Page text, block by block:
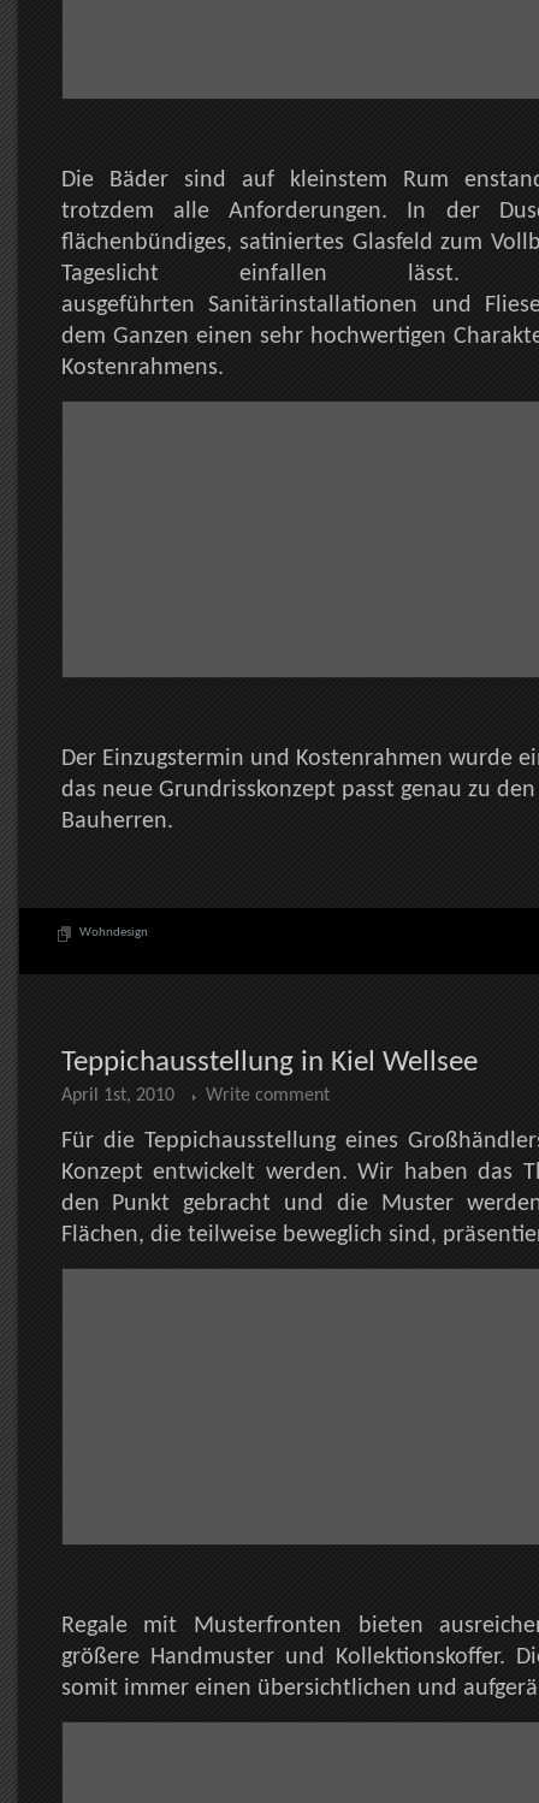
Die Bäder sind auf kleinstem Rum
trotzdem alle Anforderungen. In der
flächenbündiges, satiniertes Glasfeld zum
Tageslicht einfallen lässt.
ausgeführten Sanitärinstallationen und
dem Ganzen einen sehr hochwertigen
Kostenrahmens.
Der Einzugstermin und Kostenrahmen wurde
das neue Grundrisskonzept passt genau zu
Bauherren.
Wohndesign
Teppichausstellung in Kiel Wellsee
April 1st, 2010 Write comment
Für die Teppichausstellung eines
Konzept entwickelt werden. Wir haben das
den Punkt gebracht und die Muster
Flächen, die teilweise beweglich sind,
Regale mit Musterfronten bieten
größere Handmuster und Kollektionskoffer.
somit immer einen übersichtlichen und